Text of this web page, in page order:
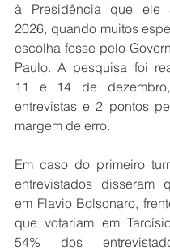
à Presidência que ele
2026, quando muitos
escolha fosse pelo
Paulo. A pesquisa foi
11 e 14 de
entrevistas e 2 pontos
margem de erro.
Em caso do primeiro
entrevistados disseram
em Flavio Bolsonaro,
que votariam em
54% dos